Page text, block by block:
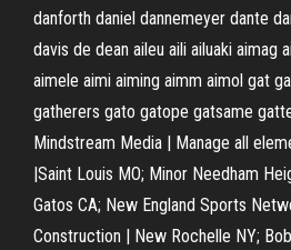
danforth daniel dannemeyer dante
davis de dean aileu aili ailuaki aimag
aimele aimi aiming aimm aimol gat
gatherers gato gatope gatsame
Mindstream Media | Manage all
|Saint Louis MO; Minor Needham
Gatos CA; New England Sports
Construction | New Rochelle NY;